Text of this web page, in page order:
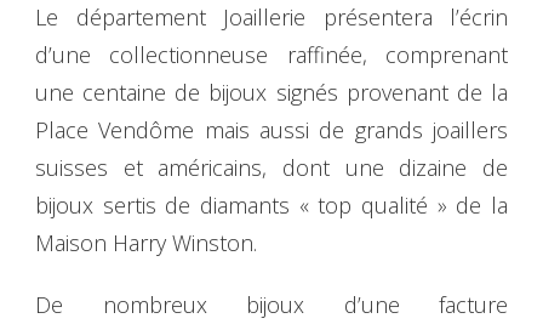
Le département Joaillerie présentera l’écrin
d’une collectionneuse raffinée, comprenant
une centaine de bijoux signés provenant de la
Place Vendôme mais aussi de grands joaillers
suisses et américains, dont une dizaine de
bijoux sertis de diamants « top qualité » de la
Maison Harry Winston.
De nombreux bijoux d’une facture